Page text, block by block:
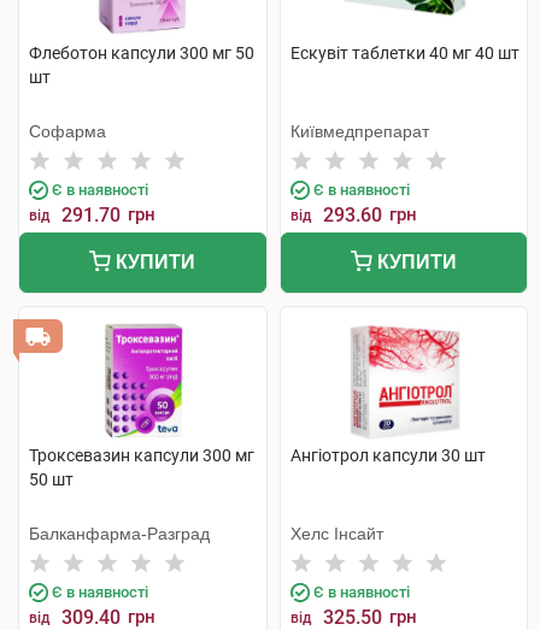
Флеботон капсули 300 мг 50
шт
Софарма
Є в наявності
від 291.70 грн
КУПИТИ
Ескувіт таблетки 40 мг 40 шт
Київмедпрепарат
Є в наявності
від 293.60 грн
КУПИТИ
Троксевазин капсули 300 мг
50 шт
Балканфарма-Разград
Є в наявності
від 309.40 грн
Ангіотрол капсули 30 шт
Хелс Інсайт
Є в наявності
від 325.50 грн